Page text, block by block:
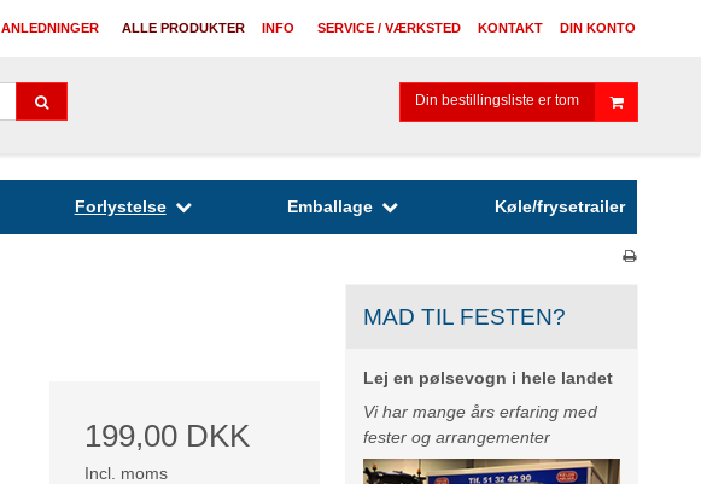
ANLEDNINGER ALLE PRODUKTER INFO SERVICE / VÆRKSTED KONTAKT DIN KONTO
Din bestillingsliste er tom
Forlystelse Emballage Køle/frysetrailer
199,00 DKK
Incl. moms
MAD TIL FESTEN?
Lej en pølsevogn i hele landet
Vi har mange års erfaring med
fester og arrangementer